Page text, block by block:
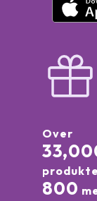
Over
800